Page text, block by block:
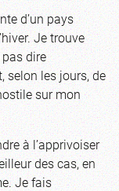
d’un pays
Je trouve
dire
selon les jours, de
sur mon
à l’apprivoiser
des cas, en
Je fais